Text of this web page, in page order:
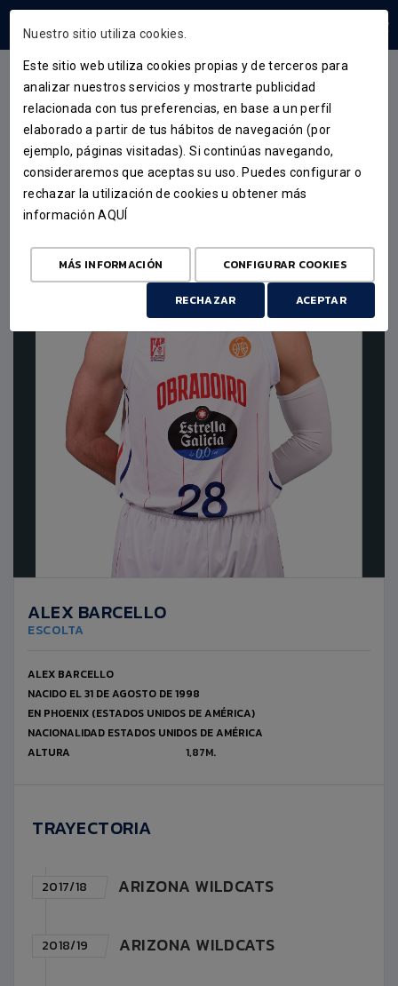
ALEX BARCELLO
28
ALEX BARCELLO
ESCOLTA
ALEX BARCELLO
NACIDO EL 31 DE AGOSTO DE 1998
EN PHOENIX (ESTADOS UNIDOS DE AMÉRICA)
NACIONALIDAD ESTADOS UNIDOS DE AMÉRICA
ALTURA
1,87M.
TRAYECTORIA
2017/18 ARIZONA WILDCATS
2018/19 ARIZONA WILDCATS
Nuestro sitio utiliza cookies.
Este sitio web utiliza cookies propias y de terceros para
analizar nuestros servicios y mostrarte publicidad
relacionada con tus preferencias, en base a un perfil
elaborado a partir de tus hábitos de navegación (por
ejemplo, páginas visitadas). Si continúas navegando,
consideraremos que aceptas su uso. Puedes configurar o
rechazar la utilización de cookies u obtener más
informaciónAQUÍ
MÁS INFORMACIÓN CONFIGURAR COOKIES
RECHAZAR ACEPTAR